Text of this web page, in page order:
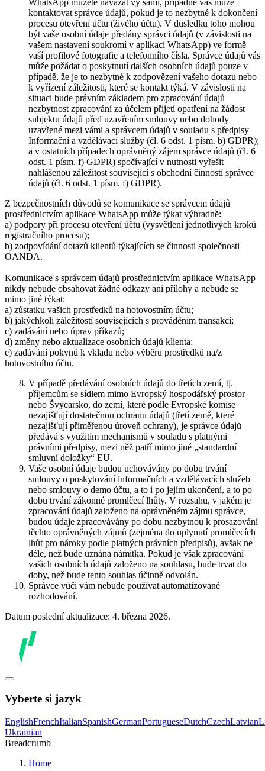
WhatsApp můžete navázat vy sami, případně vás může
kontaktovat správce údajů, pokud je to nezbytné k dokončení
procesu otevření účtu (živého účtu). V důsledku toho mohou
být vaše osobní údaje předány správci údajů (v závislosti na
vašem nastavení soukromí v aplikaci WhatsApp) ve formě
vaší profilové fotografie a telefonního čísla. Správce údajů vás
může požádat o poskytnutí dalších osobních údajů pouze v
případě, že je to nezbytné k zodpovězení vašeho dotazu nebo
k vyřízení záležitosti, které se kontakt týká. V závislosti na
situaci bude právním základem pro zpracování údajů
nezbytnost zpracování za účelem přijetí opatření na žádost
subjektu údajů před uzavřením smlouvy nebo dohody
uzavřené mezi vámi a správcem údajů v souladu s předpisy
Informační a vzdělávací služby (čl. 6 odst. 1 písm. b) GDPR);
a v ostatních případech oprávněný zájem správce údajů (čl. 6
odst. 1 písm. f) GDPR) spočívající v nutnosti vyřešit
nahlášenou záležitost související s obchodní činností správce
údajů (čl. 6 odst. 1 písm. f) GDPR).
Z bezpečnostních důvodů se komunikace se správcem údajů
prostřednictvím aplikace WhatsApp může týkat výhradně:
a) podpory při procesu otevření účtu (vysvětlení jednotlivých kroků
registračního procesu);
b) zodpovídání dotazů klientů týkajících se činnosti společnosti
OANDA.
Komunikace s správcem údajů prostřednictvím aplikace WhatsApp
nikdy nebude obsahovat žádné odkazy ani přílohy a nebude se
mimo jiné týkat:
a) zůstatku vašich prostředků na hotovostním účtu;
b) jakýchkoli záležitostí souvisejících s prováděním transakcí;
c) zadávání nebo úprav příkazů;
d) změny nebo aktualizace osobních údajů klienta;
e) zadávání pokynů k vkladu nebo výběru prostředků na/z
hotovostního účtu.
V případě předávání osobních údajů do třetích zemí, tj.
příjemcům se sídlem mimo Evropský hospodářský prostor
nebo Švýcarsko, do zemí, které podle Evropské komise
nezajišťují dostatečnou ochranu údajů (třetí země, které
nezajišťují přiměřenou úroveň ochrany), je správce údajů
předává s využitím mechanismů v souladu s platnými
právními předpisy, mezi něž patří mimo jiné „standardní
smluvní doložky“ EU.
Vaše osobní údaje budou uchovávány po dobu trvání
smlouvy o poskytování informačních a vzdělávacích služeb
nebo smlouvy o demo účtu, a to i po jejím ukončení, a to po
dobu trvání zákonné promlčecí lhůty. V rozsahu, v jakém je
zpracování údajů založeno na oprávněném zájmu správce,
budou údaje zpracovávány po dobu nezbytnou k prosazování
těchto oprávněných zájmů (zejména do uplynutí promlčecích
lhůt pro nároky podle platných právních předpisů), avšak ne
déle, než bude uznána námitka. Pokud je však zpracování
vašich osobních údajů založeno na souhlasu, bude trvat do
doby, než bude tento souhlas účinně odvolán.
Správce vůči vám nebude používat automatizované
rozhodování.
Datum poslední aktualizace: 4. března 2026.
Vyberte si jazyk
EnglishFrenchItalianSpanishGermanPortugueseDutchCzechLatvian
Ukrainian
Breadcrumb
Home